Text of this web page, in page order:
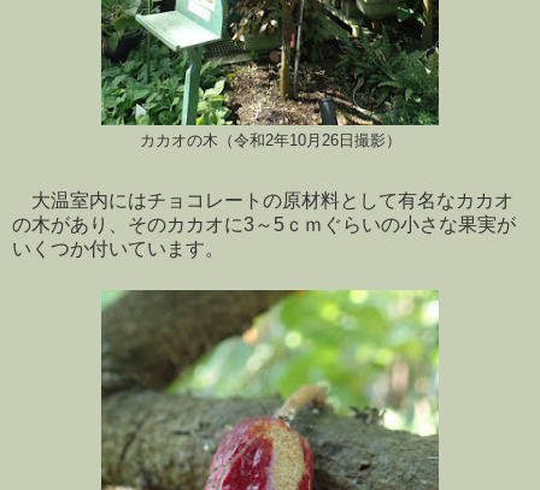
カカオの木（令和2年10月26日撮影）
大温室内にはチョコレートの原材料として有名なカカオ
の木があり、そのカカオに3～5ｃｍぐらいの小さな果実が
いくつか付いています。